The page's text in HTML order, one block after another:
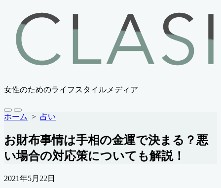
ッ
女性のためのライフスタイルメディア
検
索
り
え
メ
ニ
ー
ホーム > 占い
お財布事情は手相の金運で決まる？悪
い場合の対応策についても解説！
公
2021年5月22日